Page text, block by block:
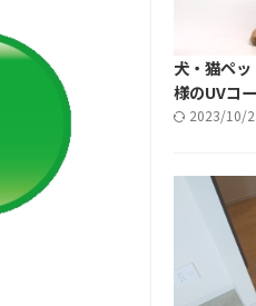
犬・猫ペ
様のUVコ
2023/10/